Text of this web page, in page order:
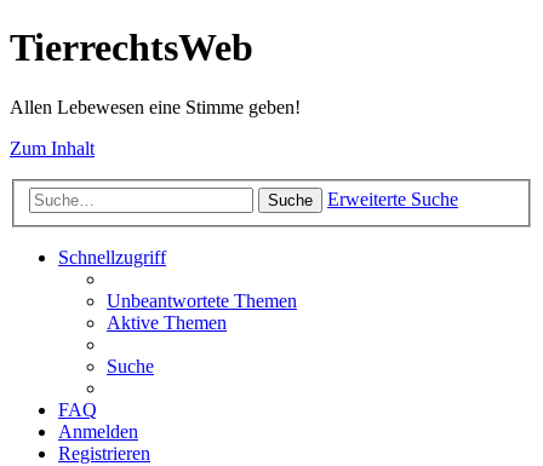
TierrechtsWeb
Allen Lebewesen eine Stimme geben!
Zum Inhalt
Suche Erweiterte Suche
Schnellzugriff
Unbeantwortete Themen
Aktive Themen
Suche
FAQ
Anmelden
Registrieren